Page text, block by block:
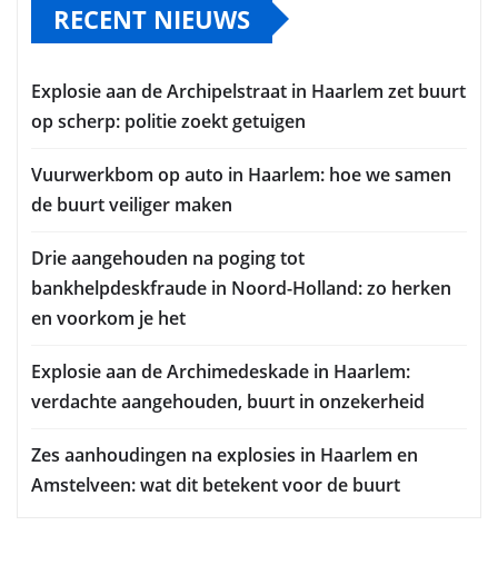
RECENT NIEUWS
Explosie aan de Archipelstraat in Haarlem zet buurt
op scherp: politie zoekt getuigen
Vuurwerkbom op auto in Haarlem: hoe we samen
de buurt veiliger maken
Drie aangehouden na poging tot
bankhelpdeskfraude in Noord-Holland: zo herken
en voorkom je het
Explosie aan de Archimedeskade in Haarlem:
verdachte aangehouden, buurt in onzekerheid
Zes aanhoudingen na explosies in Haarlem en
Amstelveen: wat dit betekent voor de buurt